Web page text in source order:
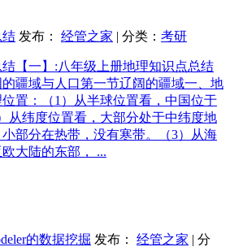
结 发布： 经管之家 | 分类： 考研
【一】:八年级上册地理知识点总结
疆域与人口第一节辽阔的疆域一、地
置：（1）从半球位置看，中国位于
从纬度位置看，大部分处于中纬度地
部分在热带，没有寒带。（3）从海
大陆的东部， ...
的数据挖掘 发布： 经管之家 | 分